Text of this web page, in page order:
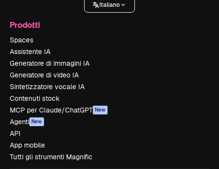
Italiano
Prodotti
Spaces
Assistente IA
Generatore di immagini IA
Generatore di video IA
Sintetizzatore vocale IA
Contenuti stock
MCP per Claude/ChatGPT New
Agenti New
API
App mobile
Tutti gli strumenti Magnific